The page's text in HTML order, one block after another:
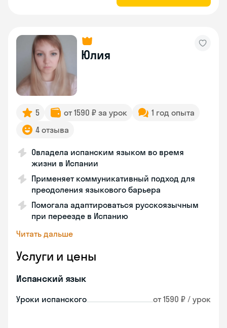
Юлия
5 от 1590 ₽ за урок
1 год опыта
4 отзыва
Овладела испанским языком во время
жизни в Испании
Применяет коммуникативный подход для
преодоления языкового барьера
Помогала адаптироваться русскоязычным
при переезде в Испанию
Читать дальше
Услуги и цены
Испанский язык
Уроки испанского от 1590 ₽ / урок